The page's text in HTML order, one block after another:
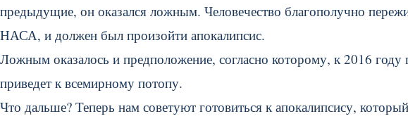
предыдущие, он оказался ложным. Человечество благополучно
НАСА, и должен был произойти апокалипсис.
Ложным оказалось и предположение, согласно которому, к 2016 году
приведет к всемирному потопу.
Что дальше? Теперь нам советуют готовиться к апокалипсису,